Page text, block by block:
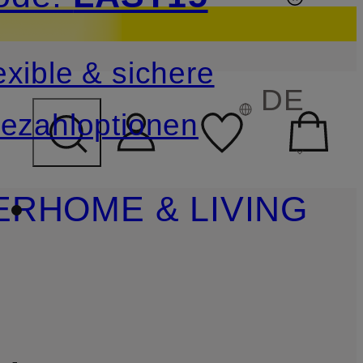
ÜBERSPRINGEN
& sichere
DE
HOME & LIVING